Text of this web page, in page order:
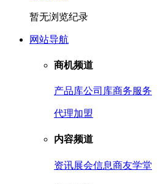
暂无浏览纪录
网站导航
商机频道
产品库公司库商务服务
代理加盟
内容频道
资讯展会信息商友学堂